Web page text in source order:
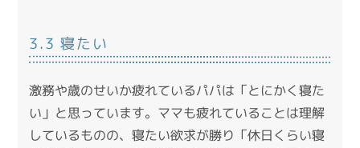
3.3 寝たい
激務や歳のせいか疲れているパパは「とにかく寝た
い」と思っています。ママも疲れていることは理解
しているものの、寝たい欲求が勝り「休日くらい寝